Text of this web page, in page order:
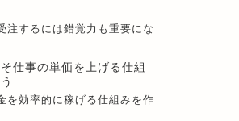
注するには錯覚力も重要にな
仕事の単価を上げる仕組
を効率的に稼げる仕組みを作